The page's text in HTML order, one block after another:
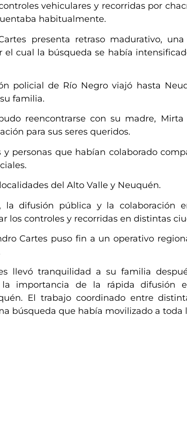
vehiculares y recorridas por
habitualmente.
presenta retraso madurativo,
el cual la búsqueda se había
policial de Río Negro viajó hasta
familia.
reencontrarse con su madre, Mirta
para sus seres queridos.
personas que habían colaborado
del Alto Valle y Neuquén.
la difusión pública y la colaboración
los controles y recorridas en distintas
Cartes puso fin a un operativo
llevó tranquilidad a su familia
importancia de la rápida difusión
El trabajo coordinado entre
búsqueda que había movilizado a toda